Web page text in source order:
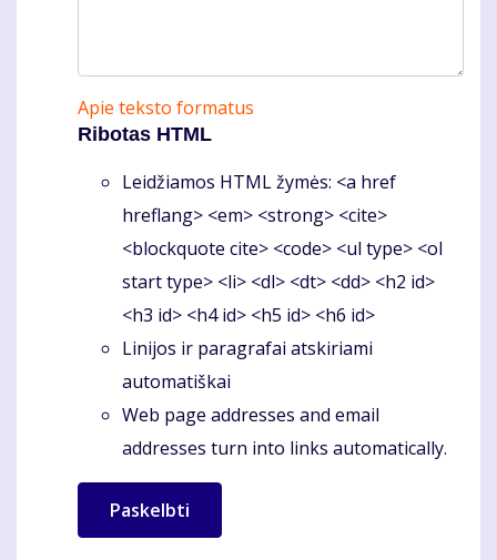
Apie teksto formatus
Ribotas HTML
Leidžiamos HTML žymės: <a href
hreflang> <em> <strong> <cite>
<blockquote cite> <code> <ul type> <ol
start type> <li> <dl> <dt> <dd> <h2 id>
<h3 id> <h4 id> <h5 id> <h6 id>
Linijos ir paragrafai atskiriami
automatiškai
Web page addresses and email
addresses turn into links automatically.